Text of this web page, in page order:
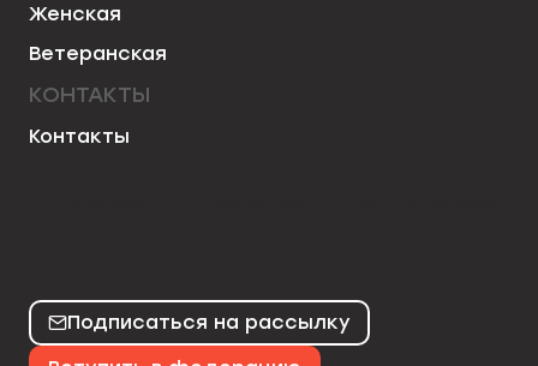
Женская
Ветеранская
КОНТАКТЫ
Контакты
Подписаться на рассылку